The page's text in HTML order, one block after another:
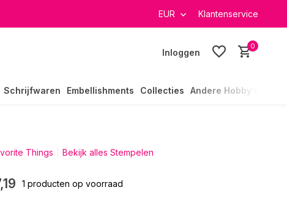
EUR Klantenservice
Inloggen
0
Schrijfwaren Embellishments Collecties Andere Hobby's
Things Bekijk alles Stempelen
1 producten op voorraad